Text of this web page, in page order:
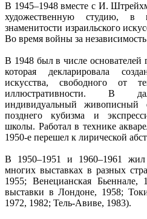
В 1945–1948 вместе с И.
художественную студию, в
знаменитости израильского
Во время войны за
В 1948 был в числе
которая декларировала
искусства, свободного от
иллюстративности. В
индивидуальный
позднего кубизма и
школы. Работал в технике
1950-е перешел к лирической
В 1950–1951 и 1960–1961
многих выставках в разных
1955; Венецианская Бьеннале,
выставки в Лондоне, 1958;
1972, 1982; Тель-Авиве, 1983).